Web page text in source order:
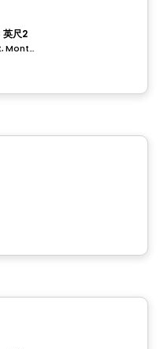
尺2
5000, boulevard Maisonneuve Ouest, Montreal, QC